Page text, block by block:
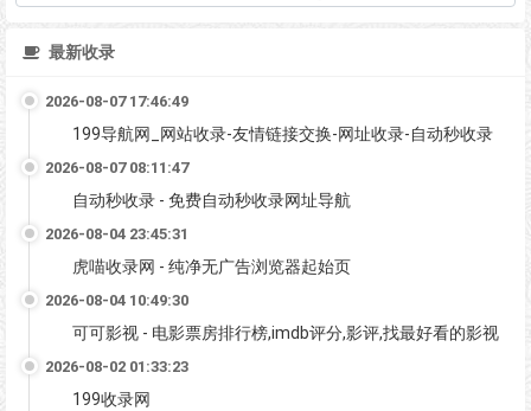
最新收录
2026-08-07 17:46:49
199导航网_网站收录-友情链接交换-网址收录-自动秒收录
2026-08-07 08:11:47
自动秒收录 - 免费自动秒收录网址导航
2026-08-04 23:45:31
虎喵收录网 - 纯净无广告浏览器起始页
2026-08-04 10:49:30
可可影视 - 电影票房排行榜,imdb评分,影评,找最好看的影视
2026-08-02 01:33:23
199收录网